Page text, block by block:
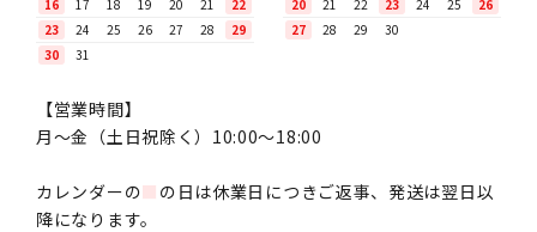
16
17 18 19 20 21
22
23
24 25 26 27 28
29
30
31
20
21 22 23 24 25
26
27
28 29 30
【営業時間】
月〜金（土日祝除く）10:00～18:00
カレンダーの■ の日は休業日につきご返事、発送は翌日以
降になります。